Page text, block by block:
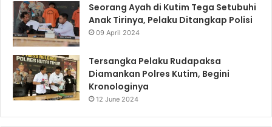
Seorang Ayah di Kutim Tega Setubuhi
Anak Tirinya, Pelaku Ditangkap Polisi
09 April 2024
Tersangka Pelaku Rudapaksa
Diamankan Polres Kutim, Begini
Kronologinya
12 June 2024